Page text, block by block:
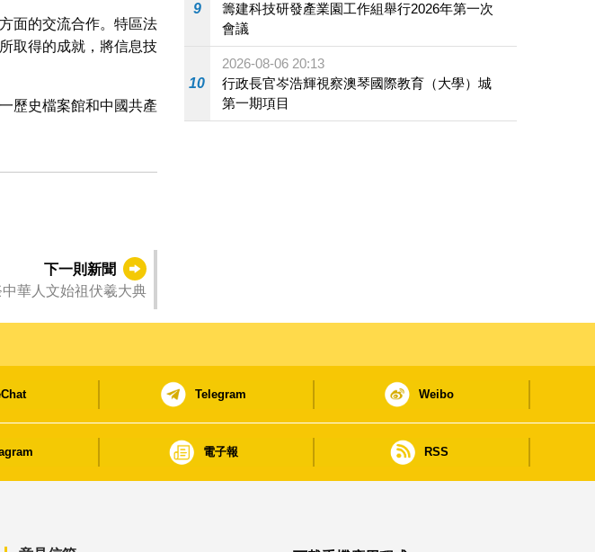
面的交流合作。特區法
取得的成就，將信息技
歷史檔案館和中國共產
下一則新聞
華人文始祖伏羲大典
9
籌建科技研發產業園工作組舉行2026年第一次
會議
10
2026-08-06 20:13
行政長官岑浩輝視察澳琴國際教育（大學）城
第一期項目
Telegram Weibo
電子報 RSS